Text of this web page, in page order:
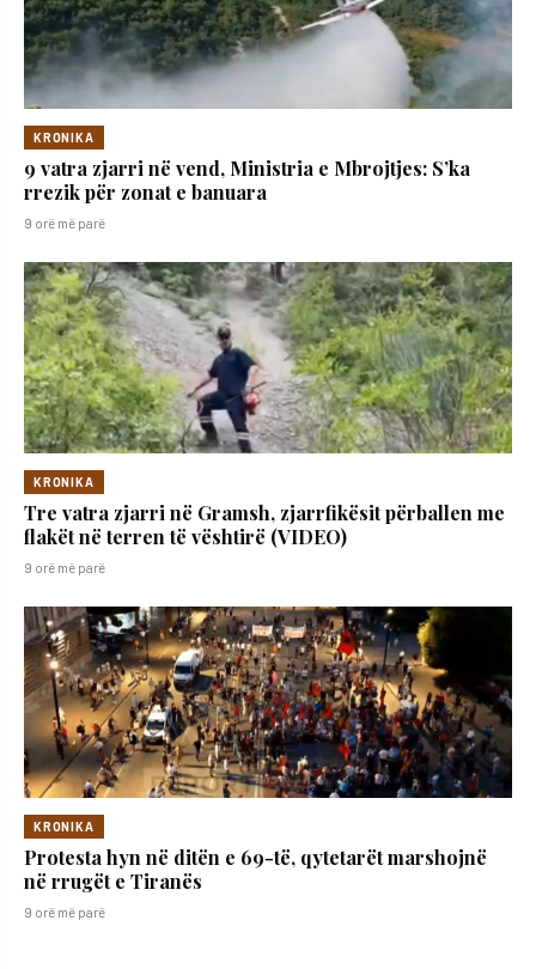
KRONIKA
9 vatra zjarri në vend, Ministria e Mbrojtjes: S’ka
rrezik për zonat e banuara
9 orë më parë
KRONIKA
Tre vatra zjarri në Gramsh, zjarrfikësit përballen me
flakët në terren të vështirë (VIDEO)
9 orë më parë
KRONIKA
Protesta hyn në ditën e 69-të, qytetarët marshojnë
në rrugët e Tiranës
9 orë më parë